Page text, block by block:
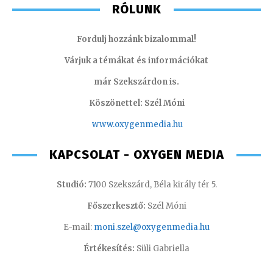
RÓLUNK
Fordulj hozzánk bizalommal!
Várjuk a témákat és információkat
már Szekszárdon is.
Köszönettel: Szél Móni
www.oxygenmedia.hu
KAPCSOLAT - OXYGEN MEDIA
Studió: 7100 Szekszárd, Béla király tér 5.
Főszerkesztő: Szél Móni
E-mail: moni.szel@oxygenmedia.hu
Értékesítés: Süli Gabriella